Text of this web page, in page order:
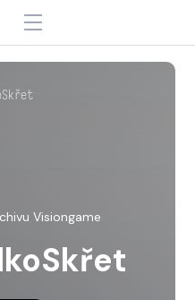
Visiongame